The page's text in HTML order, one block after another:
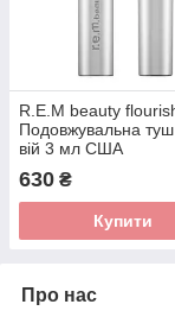
R.E.M beauty
Подовжувальна
вій 3 мл США
630 ₴
Купити
Про нас